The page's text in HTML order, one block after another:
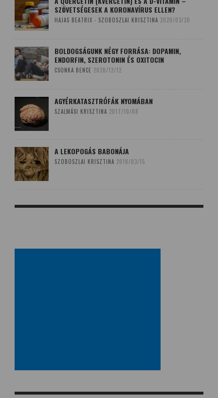
SZÖVETSÉGESEK A KORONAVÍRUS ELLEN?
HAJAS BEATRIX - SZOBOSZLAI KRISZTINA 2020/03/20
BOLDOGSÁGUNK NÉGY FORRÁSA: DOPAMIN,
ENDORFIN, SZEROTONIN ÉS OXITOCIN
CSONKA BENCE 2020/12/12
AGYÉRKATASZTRÓFÁK NYOMÁBAN
SZALMÁSI KRISZTINA 2017/10/08
A LEKOPOGÁS BABONÁJA
SZOBOSZLAI KRISZTINA 2018/03/15